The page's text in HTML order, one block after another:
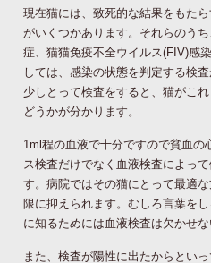
現在猫には、致死的な結果をもた
がいくつかあります。それらのう
症、猫猫免疫不全ウイルス(FIV)感
しては、感染の状態を判定する検
少しとって検査をすると、猫がこ
どうかが分かります。
1ml程の血液で十分ですので貧血の
ス検査だけでなく血液検査によっ
す。病院ではその猫にとって最適
限に抑えられます。むしろ言葉を
に知るためには血液検査は欠かせな
また、検査が陽性に出たからとい